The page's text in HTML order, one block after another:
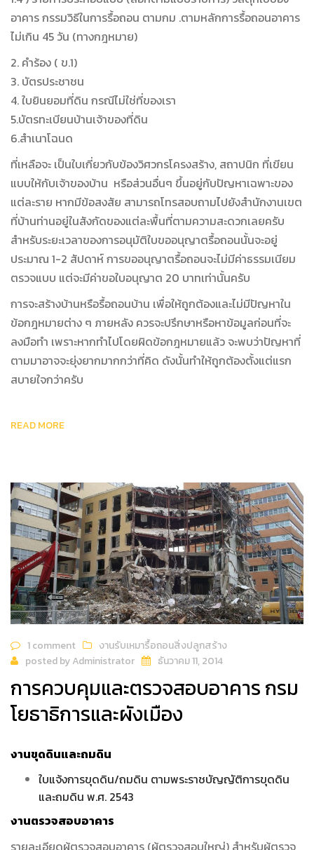
อาคาร กรรมวิธีในการรื้อถอน ตามกม .ตามหลักการรื้อถอนอาคาร
ไม่เกิน 45 วัน (ทางกฎหมาย)
2. คำร้อง ( ข.1)
3. บัตรประชาชน
4. ใบยินยอมที่ดิน กรณีไม่ใช่ที่ของเรา
5.บัตรทะเบียนบ้านเจ้าของที่ดิน
6.สำเนาโฉนด
ที่เหลือจะ เป็นใบเกี่ยวกับข้องวิศวกรโครงสร้าง, สถาปนิก ที่เขียน
แบบให้กับเจ้าของบ้าน หรือส่วนอื่นๆ ขึ้นอยู่กับปัญหาเฉพาะของ
แต่ละราย หากมีข้อสงสัย สามารถโทรสอบถามไปยังสำนักงานเขต
ที่บ้านท่านอยู่ในสังกัดของแต่ละพื้นที่ตามความสะดวกเลยครับ
สำหรับระยะเวลาของการอนุมัติใบขออนุญาตรื้อถอนนั้นจะอยู่
ประมาณ 1-2 สัปดาห์ การขออนุญาตรื้อถอนจะไม่มีค่าธรรมเนียม
ตรวจแบบ แต่จะมีค่าขอใบอนุญาต 20 บาทเท่านั้นครับ
การจะสร้างบ้านหรือรื้อถอนบ้าน เพื่อให้ถูกต้องและไม่มีปัญหาใน
ข้อกฎหมายต่าง ๆ ภายหลัง ควรจะปรึกษาหรือหาข้อมูลก่อนที่จะ
ลงมือทำ เพราะหากทำไปโดยผิดข้อกฎหมายแล้ว จะพบว่าปัญหาที่
ตามมาอาจจะยุ่งยากมากกว่าที่คิด ดังนั้นทำให้ถูกต้องตั้งแต่แรก
สบายใจกว่าครับ
READ MORE
1 comment
งานรับเหมารื้อถอนสิ่งปลูกสร้าง
posted byAdministrator ธันวาคม 11, 2014
การควบคุมและตรวจสอบอาคาร กรม
โยธาธิการและผังเมือง
งานขุดดินและถมดิน
ใบแจ้งการขุดดิน/ถมดิน ตามพระราชบัญญัติการขุดดิน
และถมดิน พ.ศ. 2543
งานตรวจสอบอาคาร